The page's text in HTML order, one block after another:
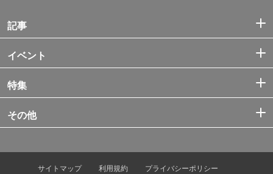
記事
イベント
特集
その他
サイトマップ 利用規約 プライバシーポリシー